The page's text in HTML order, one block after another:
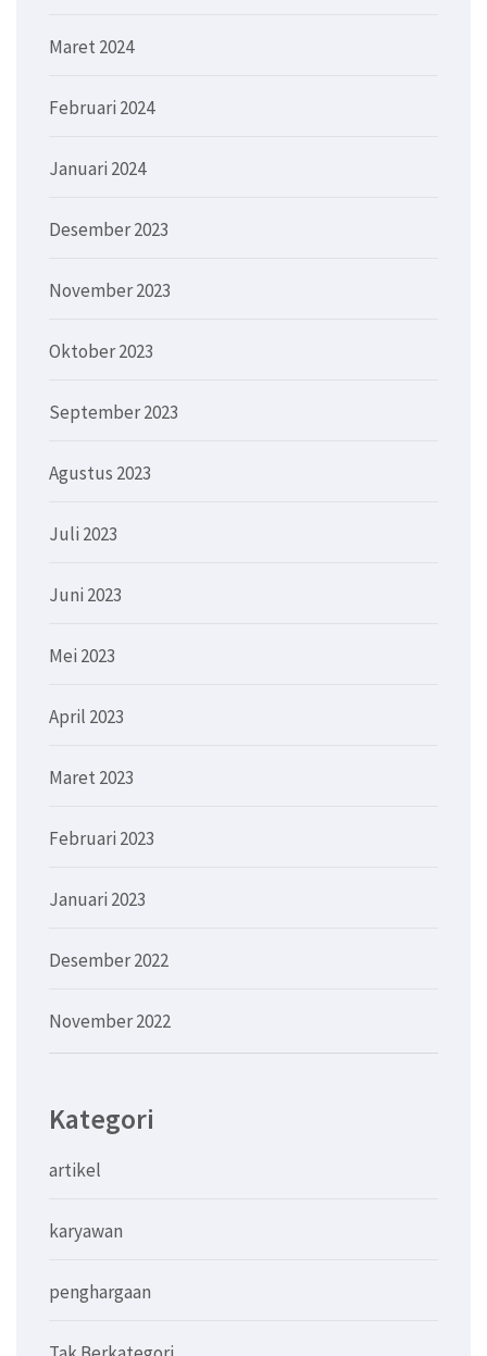
Maret 2024
Februari 2024
Januari 2024
Desember 2023
November 2023
Oktober 2023
September 2023
Agustus 2023
Juli 2023
Juni 2023
Mei 2023
April 2023
Maret 2023
Februari 2023
Januari 2023
Desember 2022
November 2022
Kategori
artikel
karyawan
penghargaan